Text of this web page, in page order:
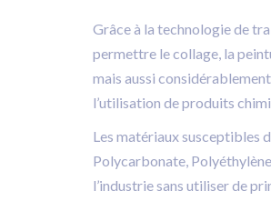
Grâce à la technologie de
permettre le collage, la
mais aussi
l’utilisation de produits
Les matériaux susceptibles
Polycarbonate,
l’industrie sans utiliser de